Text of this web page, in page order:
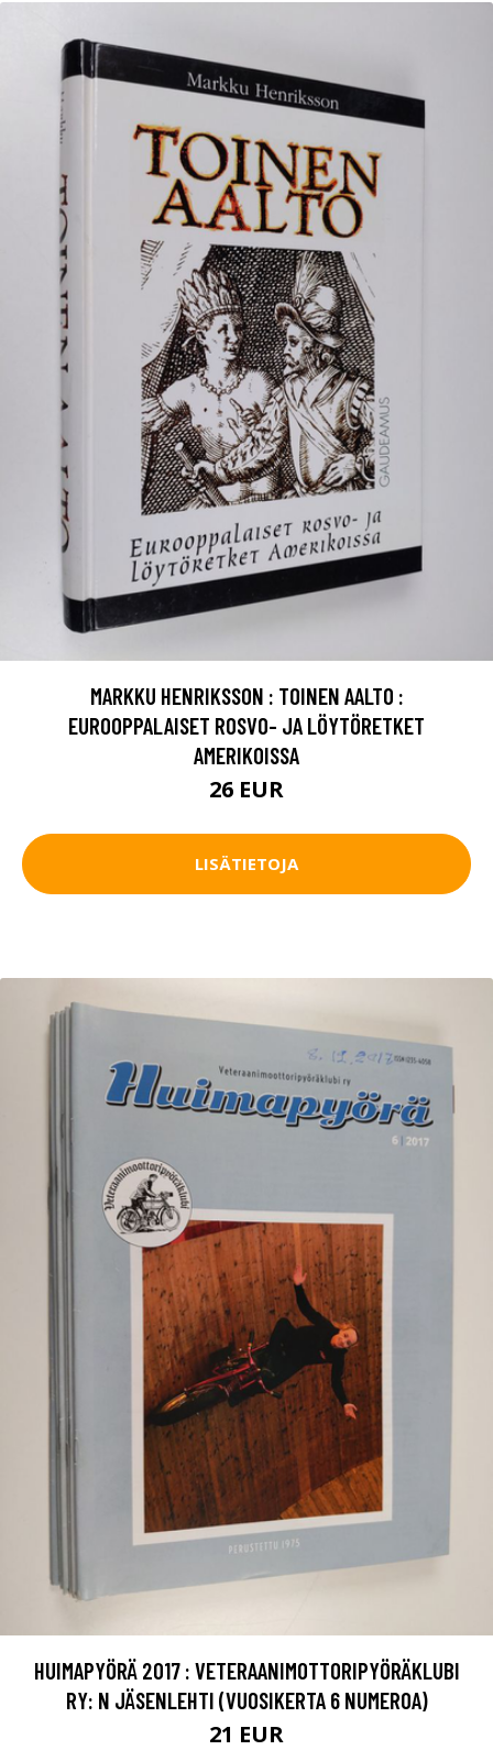
MARKKU HENRIKSSON : TOINEN AALTO :
EUROOPPALAISET ROSVO- JA LÖYTÖRETKET
AMERIKOISSA
26 EUR
LISÄTIETOJA
HUIMAPYÖRÄ 2017 : VETERAANIMOTTORIPYÖRÄKLUBI
RY: N JÄSENLEHTI (VUOSIKERTA 6 NUMEROA)
21 EUR